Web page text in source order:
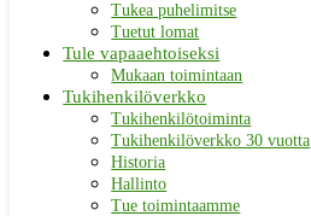
Tukea puhelimitse
Tuetut lomat
Tule vapaaehtoiseksi
Mukaan toimintaan
Tukihenkilöverkko
Tukihenkilötoiminta
Tukihenkilöverkko 30 vuotta
Historia
Hallinto
Tue toimintaamme